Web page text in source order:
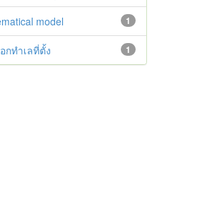
1
model
1
กทำเลที่ตั้ง